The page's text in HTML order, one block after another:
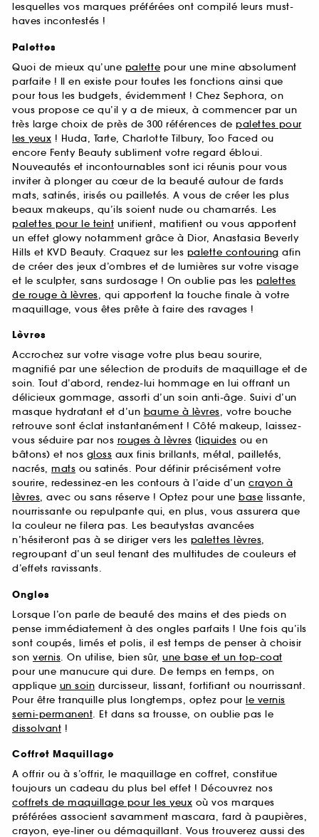
lesquelles vos marques préférées ont compilé leurs must-
haves incontestés !
Palettes
Quoi de mieux qu’une palette pour une mine absolument
parfaite ! Il en existe pour toutes les fonctions ainsi que
pour tous les budgets, évidemment ! Chez Sephora, on
vous propose ce qu’il y a de mieux, à commencer par un
très large choix de près de 300 références de palettes pour
les yeux ! Huda, Tarte, Charlotte Tilbury, Too Faced ou
encore Fenty Beauty subliment votre regard ébloui.
Nouveautés et incontournables sont ici réunis pour vous
inviter à plonger au cœur de la beauté autour de fards
mats, satinés, irisés ou pailletés. A vous de créer les plus
beaux makeups, qu’ils soient nude ou chamarrés. Les
palettes pour le teint unifient, matifient ou vous apportent
un effet glowy notamment grâce à Dior, Anastasia Beverly
Hills et KVD Beauty. Craquez sur les palette contouring afin
de créer des jeux d’ombres et de lumières sur votre visage
et le sculpter, sans surdosage ! On oublie pas les palettes
de rouge à lèvres, qui apportent la touche finale à votre
maquillage, vous êtes prête à faire des ravages !
Lèvres
Accrochez sur votre visage votre plus beau sourire,
magnifié par une sélection de produits de maquillage et de
soin. Tout d’abord, rendez-lui hommage en lui offrant un
délicieux gommage, assorti d’un soin anti-âge. Suivi d’un
masque hydratant et d’un baume à lèvres, votre bouche
retrouve sont éclat instantanément ! Côté makeup, laissez-
vous séduire par nos rouges à lèvres (liquides ou en
bâtons) et nos gloss aux finis brillants, métal, pailletés,
nacrés, mats ou satinés. Pour définir précisément votre
sourire, redessinez-en les contours à l’aide d’un crayon à
lèvres, avec ou sans réserve ! Optez pour une base lissante,
nourrissante ou repulpante qui, en plus, vous assurera que
la couleur ne filera pas. Les beautystas avancées
n’hésiteront pas à se diriger vers les palettes lèvres,
regroupant d’un seul tenant des multitudes de couleurs et
d’effets ravissants.
Ongles
Lorsque l’on parle de beauté des mains et des pieds on
pense immédiatement à des ongles parfaits ! Une fois qu’ils
sont coupés, limés et polis, il est temps de penser à choisir
son vernis. On utilise, bien sûr, une base et un top-coat
pour une manucure qui dure. De temps en temps, on
applique un soin durcisseur, lissant, fortifiant ou nourrissant.
Pour être tranquille plus longtemps, optez pour le vernis
semi-permanent. Et dans sa trousse, on oublie pas le
dissolvant !
Coffret Maquillage
A offrir ou à s’offrir, le maquillage en coffret, constitue
toujours un cadeau du plus bel effet ! Découvrez nos
coffrets de maquillage pour les yeux où vos marques
préférées associent savamment mascara, fard à paupières,
crayon, eye-liner ou démaquillant. Vous trouverez aussi des